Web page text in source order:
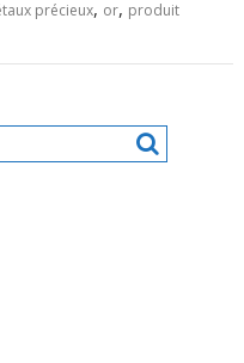
précieux, or, produit